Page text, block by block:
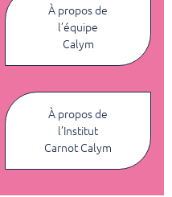
À propos de
l’équipe
Calym
À propos de
l’Institut
Carnot Calym